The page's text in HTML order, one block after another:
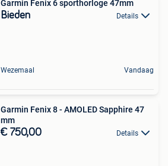
Garmin Fenix 6 sporthorloge 47mm
Bieden Details
Wezemaal Vandaag
Garmin Fenix 8 - AMOLED Sapphire 47
mm
€ 750,00 Details